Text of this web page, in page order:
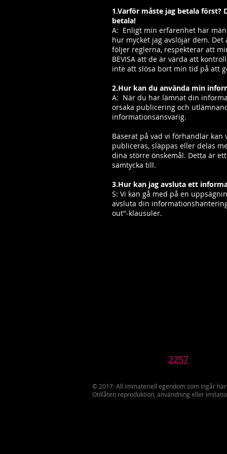
1.Varför måste jag betala
betala!
A: Enligt min erfarenhet har
hur mycket jag avslöjar dem.
följer reglerna, respekterar att
BEVISA att de är värda att
inte att slösa bort min tid på att
2.Hur kan du använda min
A: När du har lämnat din
orsaka publicering och
informationsansvarig.
Baserat på vad vi förhandlar
publiceras, släppas eller delas
dina större önskemål. Detta är
samtycka till.
3.Hur kan jag avsluta ett
S: Vi kan gå med på en
avsluta din
out"-klausuler.
2257
© 2017: All immateriell egendom som ingår
Otillåten reproduktion, användning eller